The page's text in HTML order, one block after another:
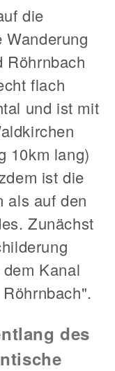
die
Röhrnbach
flach
und ist mit
10km lang)
ist die
als auf den
Zunächst
Kanal
des